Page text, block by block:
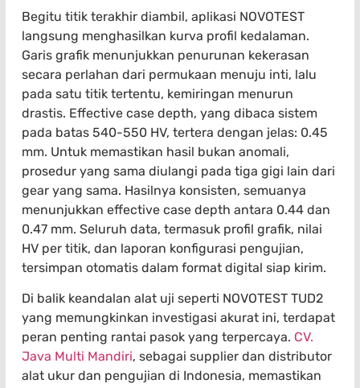
Begitu titik terakhir diambil, aplikasi NOVOTEST
langsung menghasilkan kurva profil kedalaman.
Garis grafik menunjukkan penurunan kekerasan
secara perlahan dari permukaan menuju inti, lalu
pada satu titik tertentu, kemiringan menurun
drastis. Effective case depth, yang dibaca sistem
pada batas 540-550 HV, tertera dengan jelas: 0.45
mm. Untuk memastikan hasil bukan anomali,
prosedur yang sama diulangi pada tiga gigi lain dari
gear yang sama. Hasilnya konsisten, semuanya
menunjukkan effective case depth antara 0.44 dan
0.47 mm. Seluruh data, termasuk profil grafik, nilai
HV per titik, dan laporan konfigurasi pengujian,
tersimpan otomatis dalam format digital siap kirim.
Di balik keandalan alat uji seperti NOVOTEST TUD2
yang memungkinkan investigasi akurat ini, terdapat
peran penting rantai pasok yang terpercaya. CV.
Java Multi Mandiri, sebagai supplier dan distributor
alat ukur dan pengujian di Indonesia, memastikan